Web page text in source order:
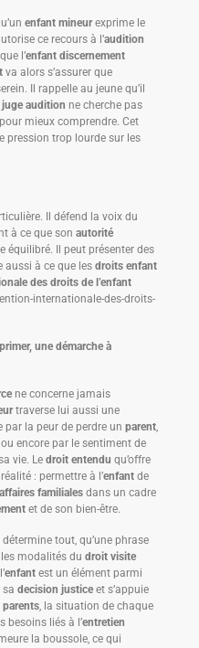
enfant mineurexprime le
ce recours à l’audition
l’enfant discernement
va alors s’assurer que
Il rappelle au jeune qu’il
juge audition ne cherche pas
mieux comprendre. Cet
pression trop lourde sur les
Il défend la voix du
à ce que son autorité
équilibré. Il peut présenter des
aussi à ce que les droits enfant
des droits de l’enfant
internationale-des-droits-
une démarche à
ne concerne jamais
traverse lui aussi une
par la peur de perdre un parent,
encore par le sentiment de
vie. Le droit entendu qu’offre
: permettre à l’enfant de
familiales dans un cadre
et de son bien-être.
tout, qu’une phrase
modalités du droit visite
enfant est un élément parmi
sa decision justice et s’appuie
parents, la situation de chaque
besoins liés à l’entretien
la boussole, ce qui